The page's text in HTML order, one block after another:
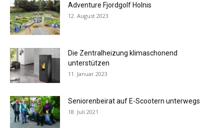
Adventure Fjordgolf Holnis
12. August 2023
Die Zentralheizung klimaschonend
unterstützen
11. Januar 2023
Seniorenbeirat auf E-Scootern unterwegs
18. Juli 2021